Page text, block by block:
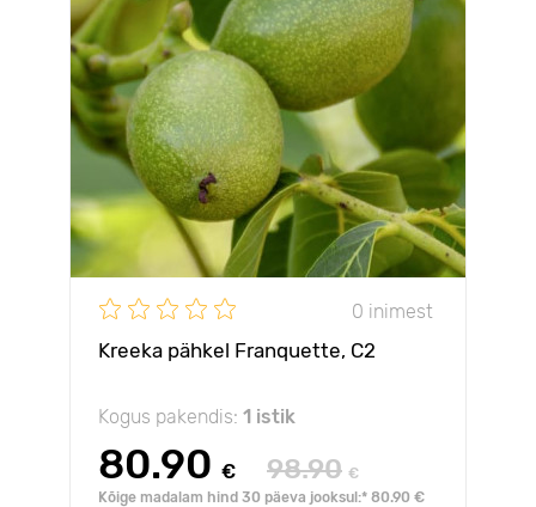
0 inimest
Kreeka pähkel Franquette, C2
Kogus pakendis: 1 istik
80.90 € 98.90 €
Kõige madalam hind 30 päeva jooksul:* 80.90 €